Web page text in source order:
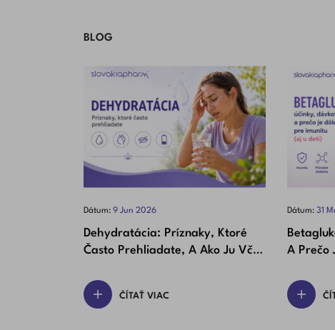
BLOG
Dátum: 9 Jun 2026
Dehydratácia: Príznaky, Ktoré
Často Prehliadate, A Ako Ju Včas
ČÍTAŤ VIAC
Dátum: 31
A Prečo